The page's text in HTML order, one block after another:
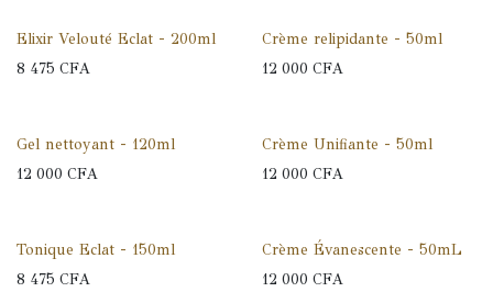
Elixir Velouté Eclat - 200ml
8 475 CFA
Crème relipidante - 50ml
12 000 CFA
Gel nettoyant - 120ml
12 000 CFA
Crème Unifiante - 50ml
12 000 CFA
Tonique Eclat - 150ml
8 475 CFA
Crème Évanescente - 50mL
12 000 CFA